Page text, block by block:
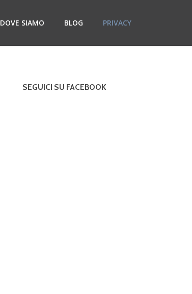
DOVE SIAMO BLOG PRIVACY
SEGUICI SU FACEBOOK